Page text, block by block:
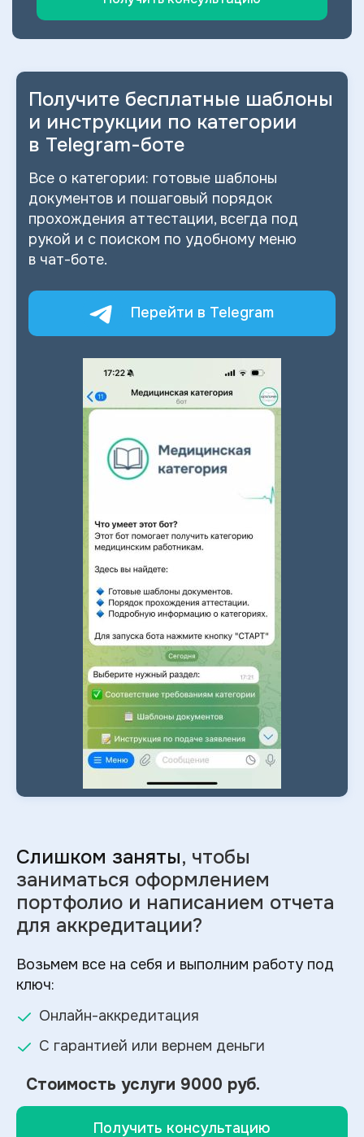
Получите бесплатные шаблоны
и инструкции по категории
в Telegram-боте
Все о категории: готовые шаблоны
документов и пошаговый порядок
прохождения аттестации, всегда под
рукой и с поиском по удобному меню
в чат-боте.
Перейти в Telegram
Слишком заняты, чтобы
заниматься оформлением
портфолио и написанием отчета
для аккредитации?
Возьмем все на себя и выполним работу под
ключ:
Онлайн-аккредитация
С гарантией или вернем деньги
Стоимость услуги 9000 руб.
Получить консультацию